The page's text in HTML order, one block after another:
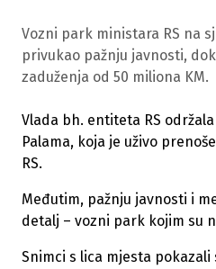
Vozni park ministara RS na
privukao pažnju javnosti,
zaduženja od 50 miliona KM.
Vlada bh. entiteta RS
Palama, koja je uživo
RS.
Međutim, pažnju javnosti i
detalj – vozni park kojim su
Snimci s lica mjesta pokazali